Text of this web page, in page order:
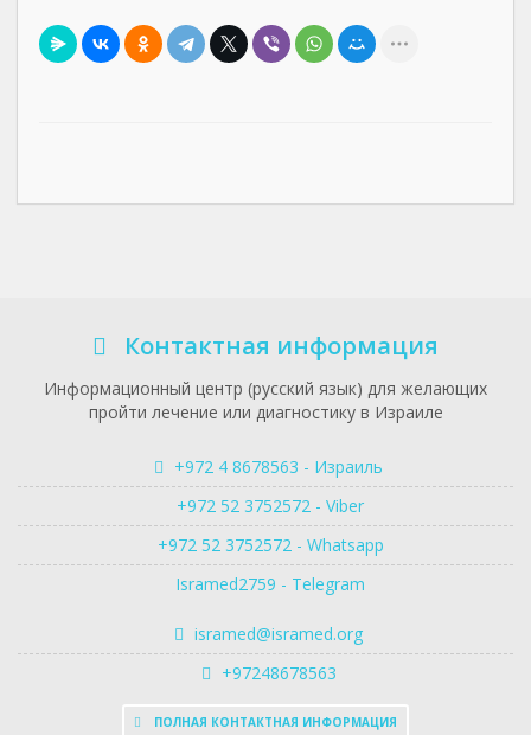
Контактная информация
Информационный центр (русский язык) для желающих
пройти лечение или диагностику в Израиле
+972 4 8678563 - Израиль
+972 52 3752572 - Viber
+972 52 3752572 - Whatsapp
Isramed2759 - Telegram
isramed@isramed.org
+97248678563
ПОЛНАЯ КОНТАКТНАЯ ИНФОРМАЦИЯ